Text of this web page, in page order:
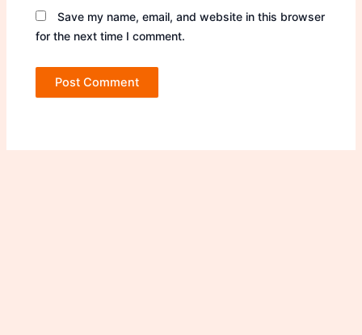
Save my name, email, and website in this browser
for the next time I comment.